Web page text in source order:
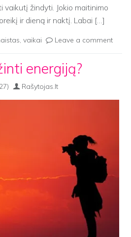
vaikutį žindyti. Jokio maitinimo
ir dieną ir naktį. Labai […]
, vaikai Leave a comment
energiją?
Rašytojas.lt